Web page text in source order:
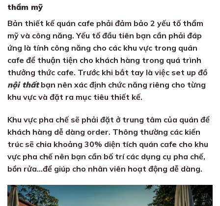
thẩm mỹ
Bản thiết kế quán cafe phải đảm bảo 2 yếu tố thẩm
mỹ và công năng. Yếu tố đầu tiên bạn cần phải đáp
ứng là tính công năng cho các khu vực trong quán
cafe để thuận tiện cho khách hàng trong quá trình
thưởng thức cafe. Trước khi bắt tay là việc set up đồ
nội thấtbạn nên xác định chức năng riêng cho từng
khu vực và đặt ra mục tiêu thiết kế.
Khu vực pha chế sẽ phải đặt ở trung tâm của quán để
khách hàng dễ dàng order. Thông thường các kiến
trúc sẽ chia khoảng 30% diện tích quán cafe cho khu
vực pha chế nên bạn cần bố trí các dụng cụ pha chế,
bồn rửa…để giúp cho nhân viên hoạt động dễ dàng.